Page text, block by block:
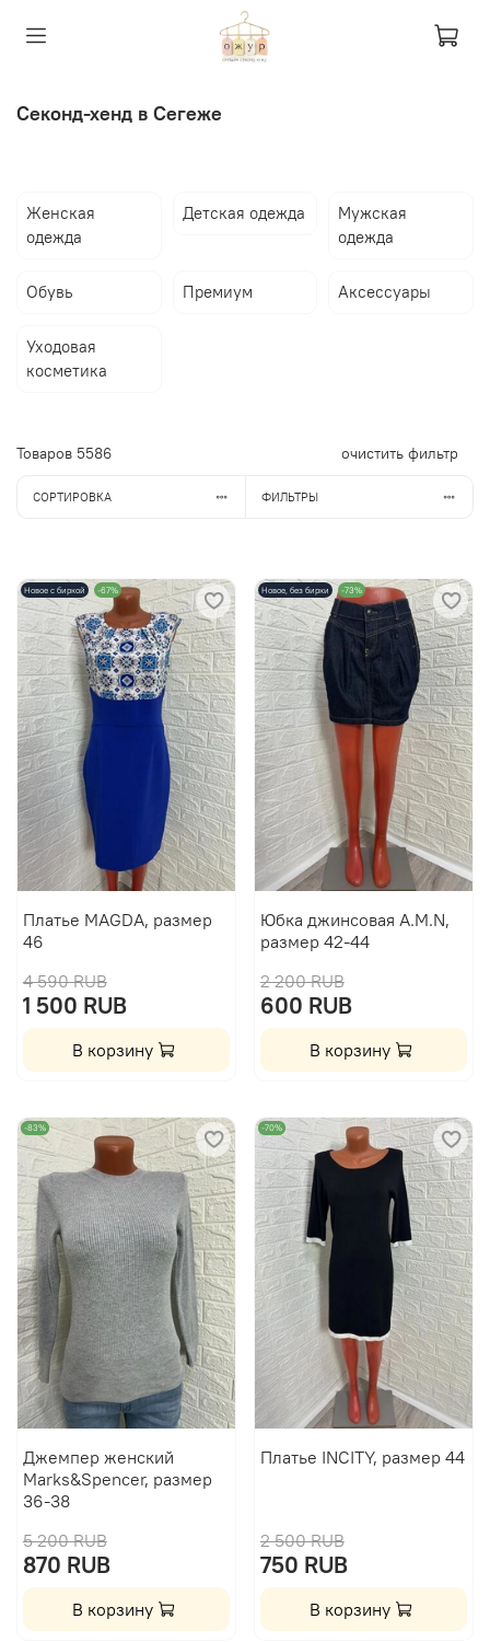
Секонд-хенд в Сегеже
Женская
одежда
Детская одежда
Мужская
одежда
Обувь Премиум Аксессуары
Уходовая
косметика
Товаров 5586 очистить фильтр
СОРТИРОВКА ФИЛЬТРЫ
Новое с биркой -67%
Платье MAGDA, размер
46
4 590 RUB
1 500 RUB
В корзину
Новое, без бирки -73%
Юбка джинсовая A.M.N,
размер 42-44
2 200 RUB
600 RUB
В корзину
-83%
Джемпер женский
Marks&Spencer, размер
36-38
5 200 RUB
870 RUB
В корзину
-70%
Платье INCITY, размер 44
2 500 RUB
750 RUB
В корзину